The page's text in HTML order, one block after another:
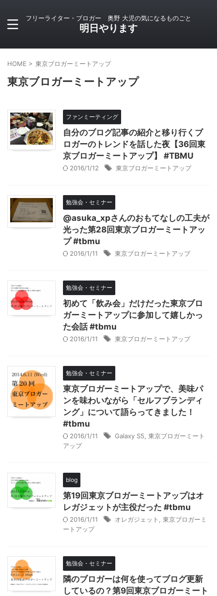
フリーライター・ブロガー 奥野 大児の気になるものごと
明日やります
HOME > 東京ブロガーミートアップ
東京ブロガーミートアップ
ファンミーティング
自分のブログ記事の紹介と移り行くブ
ロガーのトレンドを話した夜【36回東
京ブロガーミートアップ】 #TBMU
2016/1/12 東京ブロガーミートアップ
勉強会・セミナー
@asuka_xpさんのおもてなしの工夫が
光った第28回東京ブロガーミートアッ
プ #tbmu
2016/1/11 東京ブロガーミートアップ
勉強会・セミナー
初めて「飲み会」だけだった東京ブロ
ガーミートアップに参加して嬉しかっ
た会話 #tbmu
2016/1/11 東京ブロガーミートアップ
勉強会・セミナー
東京ブロガーミートアップで、美味パ
ンを味わいながら「セルフブランディ
ング」について語らってきました！
#tbmu
2016/1/11 Galaxy S5 東京ブロガーミート
アップ
blog
第19回東京ブロガーミートアップはオ
レガジェットが主役だった #tbmu
2016/1/11 オレガジェット
東京ブロガーミ
ートアップ
勉強会・セミナー
隣のブロガーは何を使ってブログ更新
しているの？第9回東京ブロガーミート